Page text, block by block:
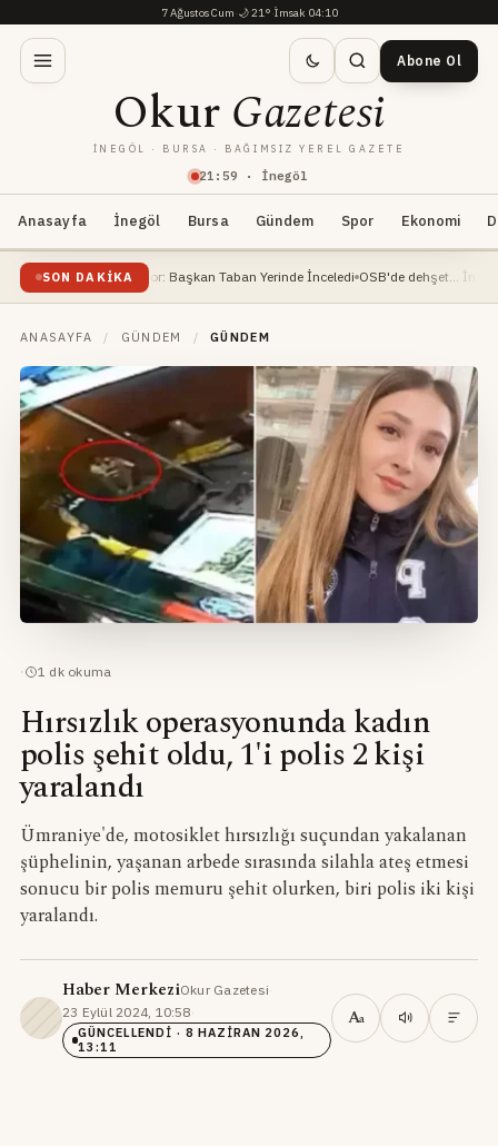
7 Ağustos Cum·🌙21°·İmsak 04:10
21 : 59 · İnegöl
OkurGazetesi
İNEGÖL · BURSA · BAĞIMSIZ YEREL GAZETE
Abone Ol
Anasayfa İnegöl Bursa Gündem Spor Ekonomi
SON DAKIKA
Devam Ediyor: Başkan Taban Yerinde İnceledi OSB'de dehşet... İnşaat
ANASAYFA / GÜNDEM / GÜNDEM
· 1 dk okuma
Hırsızlık operasyonunda kadın
polis şehit oldu, 1'i polis 2 kişi
yaralandı
Ümraniye'de, motosiklet hırsızlığı suçundan yakalanan
şüphelinin, yaşanan arbede sırasında silahla ateş etmesi
sonucu bir polis memuru şehit olurken, biri polis iki kişi
yaralandı.
Haber MerkeziOkur Gazetesi·
23 Eylül 2024, 10:58·
GÜNCELLENDI · 8 HAZIRAN 2026,
13:11
Aa